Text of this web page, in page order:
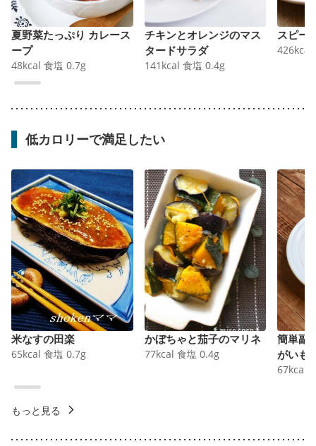
夏野菜たっぷり カレース
ープ
48kcal 食塩 0.7g
チキンとオレンジのマス
タードサラダ
141 kcal 食塩 0.4g
スピー
426kcal
低カロリーで満足したい
米なすの田楽
65kcal 食塩 0.7g
かぼちゃと茄子のマリネ
77kcal 食塩 0.4g
簡単副
がいも
67kcal
もっと見る